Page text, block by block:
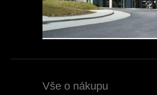
Vše o nákupu